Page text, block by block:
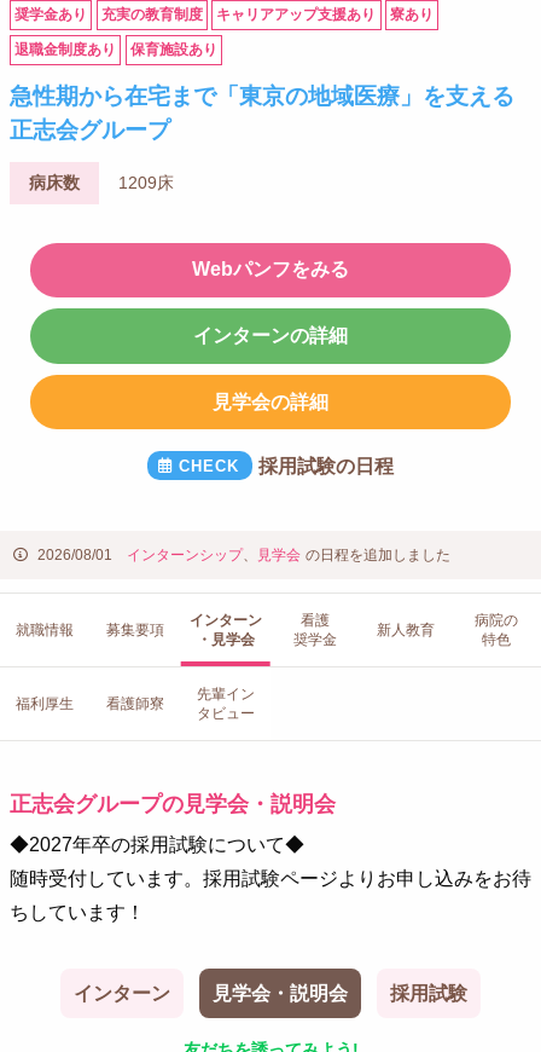
奨学金あり 充実の教育制度 キャリアアップ支援あり 寮あり
退職金制度あり 保育施設あり
急性期から在宅まで「東京の地域医療」を支える
正志会グループ
病床数 1209床
Webパンフをみる
インターンの詳細
見学会の詳細
採用試験の日程
2026/08/01 インターンシップ、 見学会 の日程を追加しました
就職情報 募集要項
インターン
・見学会
看護
奨学金
新人教育
病院の
特色
福利厚生 看護師寮
先輩イン
タビュー
正志会グループの見学会・説明会
◆2027年卒の採用試験について◆
随時受付しています。採用試験ページよりお申し込みをお待
ちしています！
インターン 見学会・説明会 採用試験